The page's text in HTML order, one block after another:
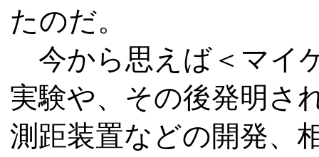
たのだ。
今から思えば＜マイ
実験や、その後発明さ
測距装置などの開発、